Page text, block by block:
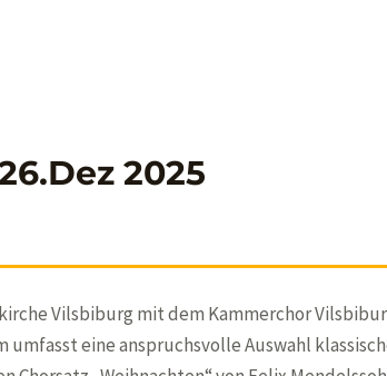
2025
Vilsbiburg mit dem Kammerchor
umfasst eine anspruchsvolle Auswahl